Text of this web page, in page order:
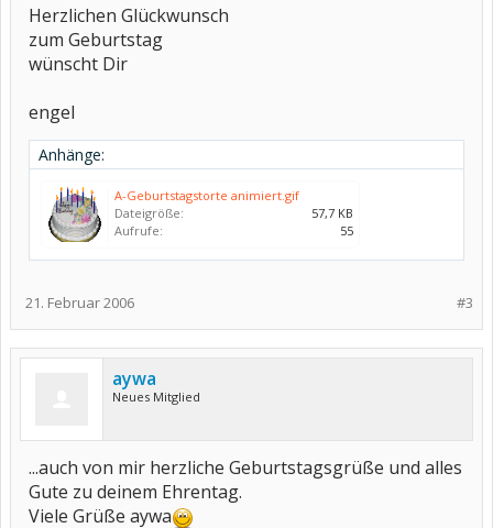
Herzlichen Glückwunsch
zum Geburtstag
wünscht Dir
engel
Anhänge:
A-Geburtstagstorte animiert.gif
Dateigröße:
57,7 KB
Aufrufe:
55
#3
21. Februar 2006
aywa
Neues Mitglied
...auch von mir herzliche Geburtstagsgrüße und alles
Gute zu deinem Ehrentag.
Viele Grüße aywa